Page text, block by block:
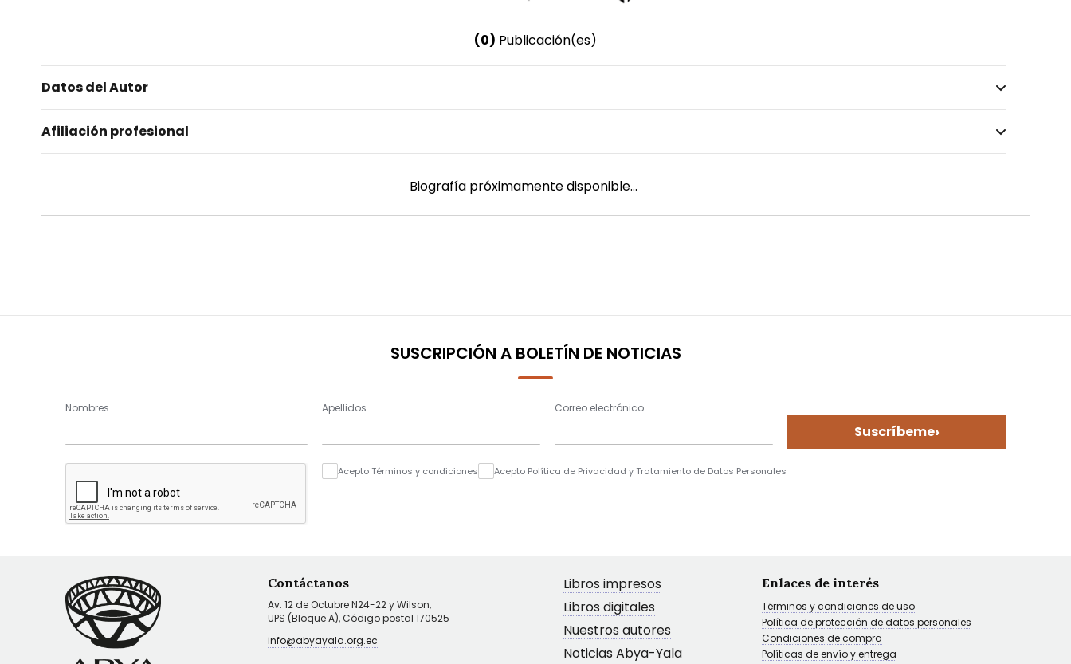
(0) Publicación(es)
Datos del Autor
Masculino
Afiliación profesional
Biografía próximamente disponible...
SUSCRIPCIÓN A BOLETÍN DE NOTICIAS
Nombres Apellidos Correo electrónico
Suscríbeme›
Acepto Términos y condiciones Acepto Política de Privacidad y Tratamiento de Datos Personales
Contáctanos
Av. 12 de Octubre N24-22 y Wilson,
UPS (Bloque A), Código postal 170525
info@abyayala.org.ec
Libros impresos
Libros digitales
Nuestros autores
Noticias Abya-Yala
Enlaces de interés
Términos y condiciones de uso
Política de protección de datos personales
Condiciones de compra
Políticas de envío y entrega